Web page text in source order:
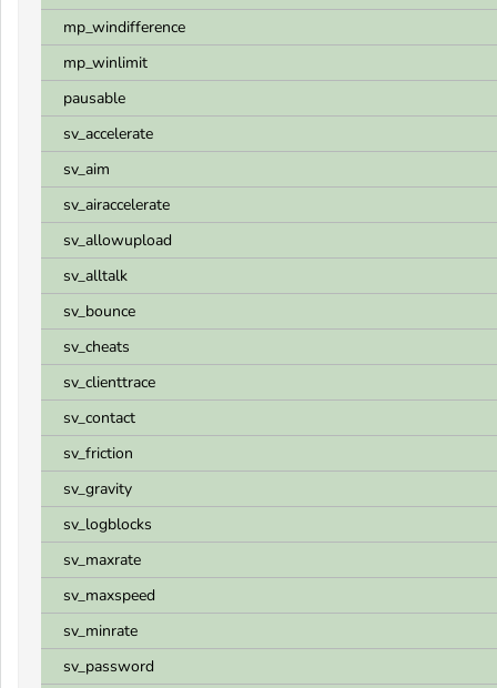
mp_windifference
mp_winlimit
pausable
sv_accelerate
sv_aim
sv_airaccelerate
sv_allowupload
sv_alltalk
sv_bounce
sv_cheats
sv_clienttrace
sv_contact
sv_friction
sv_gravity
sv_logblocks
sv_maxrate
sv_maxspeed
sv_minrate
sv_password